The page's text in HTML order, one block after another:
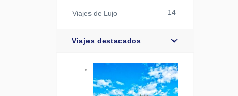
Viajes de Lujo 14
Viajes destacados